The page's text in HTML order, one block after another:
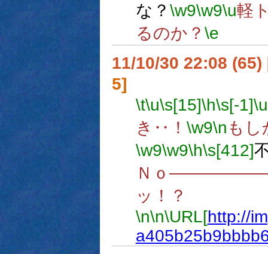
な？ \w9\w9\u軽
るのか？ \e
11/10/30 22:08 (65)
5]
\t\u\s[15]\h\s[-1]\u
き‥！ \w9\n もし
\w9\w9\h\s[412]
Ｎｏ
ッ！？
\n\n\URL[http://